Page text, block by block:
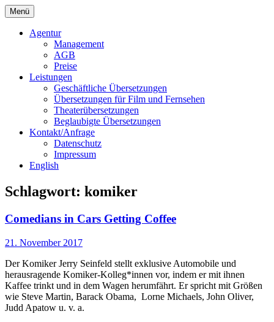
Springe
zum
InhaltBochert Translations
Menü
Agentur
Management
AGB
Preise
Leistungen
Geschäftliche Übersetzungen
Übersetzungen für Film und Fernsehen
Theaterübersetzungen
Beglaubigte Übersetzungen
Kontakt/Anfrage
Datenschutz
Impressum
English
Schlagwort: komiker
Comedians in Cars Getting Coffee
21. November 2017
Der Komiker Jerry Seinfeld stellt exklusive Automobile und
herausragende Komiker-Kolleg*innen vor, indem er mit ihnen
Kaffee trinkt und in dem Wagen herumfährt. Er spricht mit Größen
wie Steve Martin, Barack Obama, Lorne Michaels, John Oliver,
Judd Apatow u. v. a.